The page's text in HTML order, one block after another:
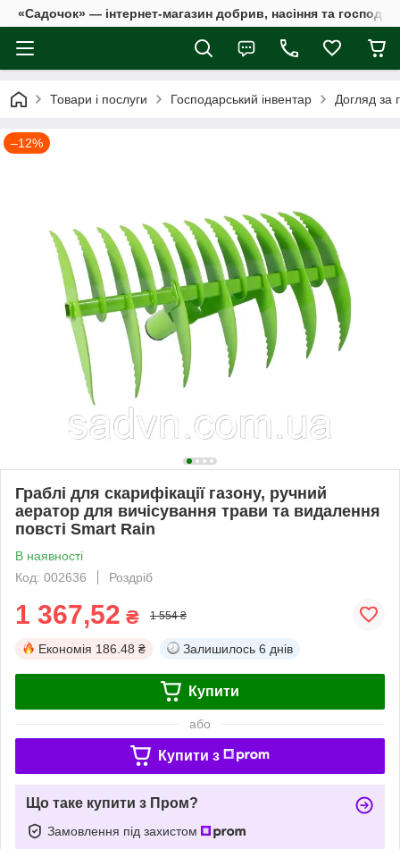
«Садочок» — інтернет-магазин добрив, насіння та
Товари і послуги Господарський інвентар Догляд за
–12%
Граблі для скарифікації газону, ручний
аератор для вичісування трави та видалення
повсті Smart Rain
В наявності
Код: 002636
Роздріб
1 367,52 ₴ 1 554 ₴
Економія 186.48 ₴ Залишилось 6 днів
Купити
або
Купити з
Що таке купити з Пром?
Замовлення під захистом